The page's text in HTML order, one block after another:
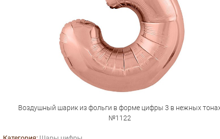
Воздушный шарик из фольги в форме цифры 3 в нежных
№1122